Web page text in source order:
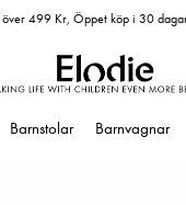
över 499 Kr, Öppet köp i 30
Barnstolar Barnvagnar